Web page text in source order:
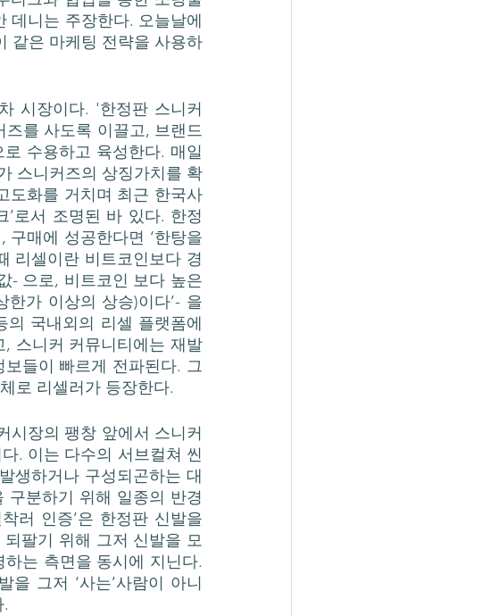
데니는 주장한다. 오늘날에
같은 마케팅 전략을 사용하
를 사도록 이끌고, 브랜드
수용하고 육성한다. 매일
스니커즈의 상징가치를 확
도화를 거치며 최근 한국사
’로서 조명된 바 있다. 한정
매에 성공한다면 ‘한탕을
리셀이란 비트코인보다 경
- 으로, 비트코인 보다 높은
한가 이상의 상승)이다’- 을
국내외의 리셀 플랫폼에
스니커 커뮤니티에는 재발
들이 빠르게 전파된다. 그
로 리셀러가 등장한다.
. 이는 다수의 서브컬쳐 씬
생하거나 구성되곤하는 대
구분하기 위해 일종의 반경
러 인증’은 한정판 신발을
팔기 위해 그저 신발을 모
는 측면을 동시에 지닌다.
그저 ‘사는’사람이 아니